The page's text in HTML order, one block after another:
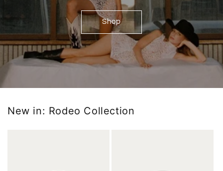
Shop
New in: Rodeo Collection